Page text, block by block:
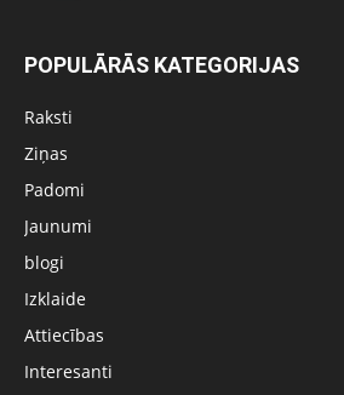
POPULĀRĀS KATEGORIJAS
Raksti
Ziņas
Padomi
Jaunumi
blogi
Izklaide
Attiecības
Interesanti